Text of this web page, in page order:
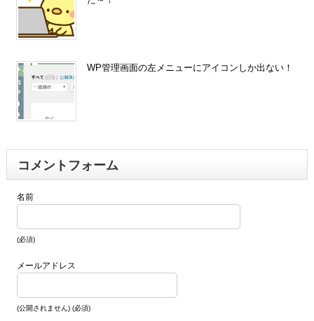
WP管理画面の左メニューにアイコンしか出ない！
コメントフォーム
名前
(必須)
メールアドレス
(公開されません) (必須)